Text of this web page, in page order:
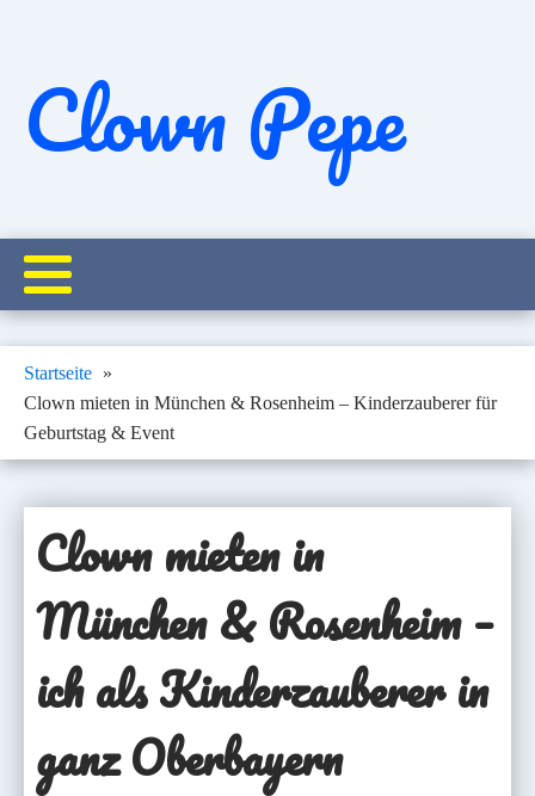
Clown Pepe
Startseite
Clown mieten in München & Rosenheim – Kinderzauberer für
Geburtstag & Event
Clown mieten in
München & Rosenheim–
ich alsKinderzaubererin
ganzOberbayern